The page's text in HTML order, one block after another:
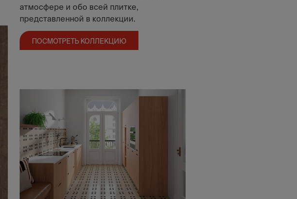
атмосфере и обо всей плитке,
представленной в коллекции.
ПОСМОТРЕТЬ КОЛЛЕКЦИЮ